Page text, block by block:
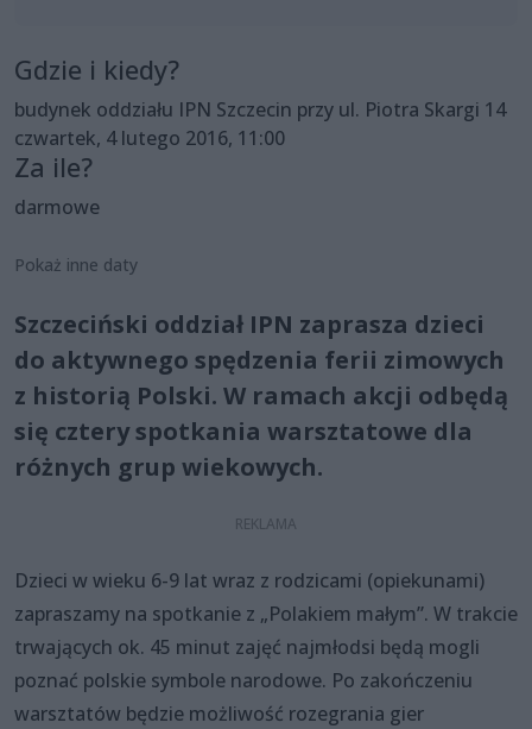
Gdzie i kiedy?
budynek oddziału IPN Szczecin przy ul. Piotra Skargi 14
czwartek, 4 lutego 2016, 11:00
Za ile?
darmowe
Pokaż inne daty
Szczeciński oddział IPN zaprasza dzieci
do aktywnego spędzenia ferii zimowych
z historią Polski. W ramach akcji odbędą
się cztery spotkania warsztatowe dla
różnych grup wiekowych.
Dzieci w wieku 6-9 lat wraz z rodzicami (opiekunami)
zapraszamy na spotkanie z „Polakiem małym”. W trakcie
trwających ok. 45 minut zajęć najmłodsi będą mogli
poznać polskie symbole narodowe. Po zakończeniu
warsztatów będzie możliwość rozegrania gier